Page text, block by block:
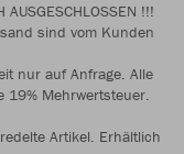
AUSGESCHLOSSEN !!!
sind vom Kunden
nur auf Anfrage. Alle
19% Mehrwertsteuer.
Artikel. Erhältlich